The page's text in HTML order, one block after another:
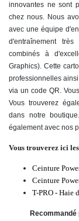
innovantes ne sont
chez nous. Nous
avec une équipe
d'entraînement
combinés à
Graphics). Cette
professionnelles
via un code QR.
Vous trouverez
dans notre
également avec nos
Vous trouverez ici
Ceinture
Ceinture
T-PRO - Haie